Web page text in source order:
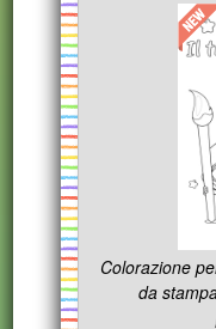
Colorazione
da